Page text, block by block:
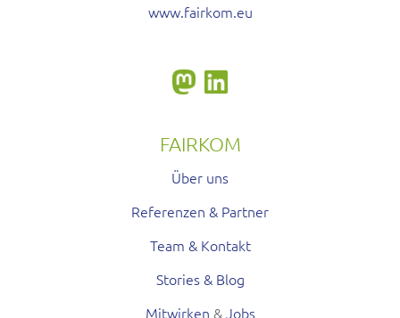
www.fairkom.eu
FAIRKOM
Über uns
Referenzen & Partner
Team & Kontakt
Stories & Blog
Mitwirken &Jobs